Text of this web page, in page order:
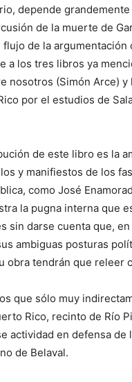
depende
de la muerte de
de la
a los tres libros ya
nosotros (Simón
por el estudios de
de este libro es
y manifiestos de los
como José
la pugna interna que
sin darse cuenta que,
ambiguas posturas
obra tendrán que
que sólo muy
Rico, recinto de Río
actividad en defensa
de Belaval.